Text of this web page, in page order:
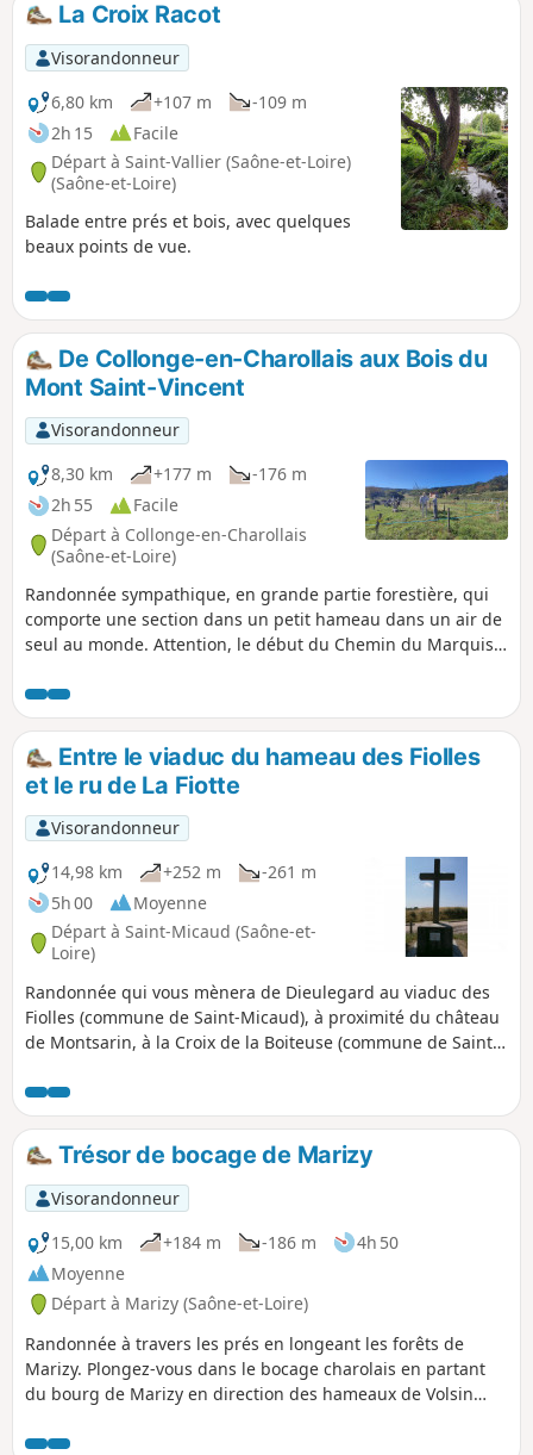
La Croix Racot
Visorandonneur
6,80 km
+107 m
-109 m
2h 15
Facile
Départ à Saint-Vallier (Saône-et-Loire)
(Saône-et-Loire)
Balade entre prés et bois, avec quelques
beaux points de vue.
De Collonge-en-Charollais aux Bois du
Mont Saint-Vincent
Visorandonneur
8,30 km
+177 m
-176 m
2h 55
Facile
Départ à Collonge-en-Charollais
(Saône-et-Loire)
Randonnée sympathique, en grande partie forestière, qui
comporte une section dans un petit hameau dans un air de
seul au monde. Attention, le début du Chemin du Marquis
d'accès à une certaine période, généralement au printemps
quand les herbes non pas été fauchées.
Entre le viaduc du hameau des Fiolles
et le ru de La Fiotte
Visorandonneur
14,98 km
+252 m
-261 m
5h 00
Moyenne
Départ à Saint-Micaud (Saône-et-
Loire)
Randonnée qui vous mènera de Dieulegard au viaduc des
Fiolles (commune de Saint-Micaud), à proximité du château
de Montsarin, à la Croix de la Boiteuse (commune de Saint-
Eusèbe) et retour au point de départ en passant près du
château des Buissons (commune de Marigny)
Trésor de bocage de Marizy
Visorandonneur
15,00 km
+184 m -186 m
4h 50
Moyenne
Départ à Marizy (Saône-et-Loire)
Randonnée à travers les prés en longeant les forêts de
Marizy. Plongez-vous dans le bocage charolais en partant
du bourg de Marizy en direction des hameaux de Volsin
Apports. Promenez-vous dans les chemins creux loin des